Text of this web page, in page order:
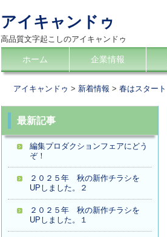
アイキャンドゥ
高品質文字起こしのアイキャンドゥ
メインメニュー
ン
テ
へ
ホーム 企業情報
アイキャンドゥ > 新着情報 > 春はスタート
最新記事
編集プロダクションフェアにどう
ぞ！
２０２５年 秋の新作チラシを
UPしました。２
２０２５年 秋の新作チラシを
UPしました。１